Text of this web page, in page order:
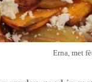
Erna, met